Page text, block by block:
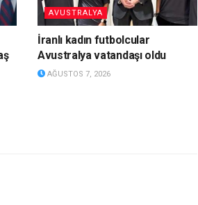
AVUSTRALYA
İranlı kadın futbolcular
Avustralya vatandaşı oldu
AĞUSTOS 7, 2026